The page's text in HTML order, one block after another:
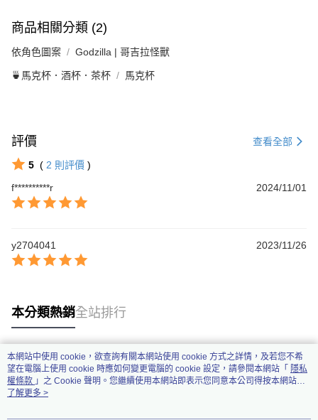
商品相關分類 (2)
依角色圖案 Godzilla | 哥吉拉怪獸
🍵馬克杯．酒杯．茶杯 馬克杯
評價 查看全部
5 ( 2 則評價 )
f**********r
2024/11/01
y2704041 2023/11/26
本分類熱銷全站排行
熱門標籤
本網站中使用 cookie，欲查詢有關本網站使用 cookie 方式之詳情，及若您不希
望在電腦上使用 cookie 時應如何變更電腦的 cookie 設定，請參閱本網站「 隱私
權條款 」之 Cookie 聲明。您繼續使用本網站即表示您同意本公司得按本網站使
用條款之 Cookie 聲明使用 cookie。
了解更多 >